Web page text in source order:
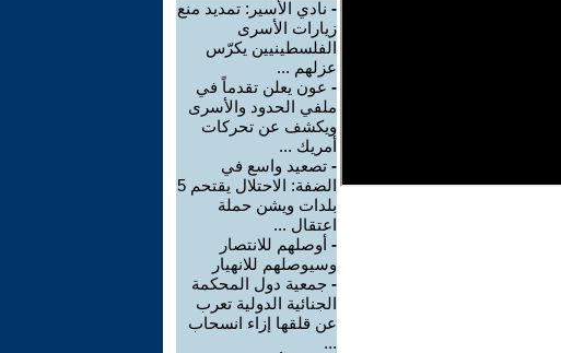
- نادي الأسير: تمديد منع
زيارات الأسرى
الفلسطينيين يكرّس
عزلهم ...
- عون يعلن تقدماً في
ملفي الحدود والأسرى
ويكشف عن تحركات
أمريك ...
- تصعيد واسع في
الضفة: الاحتلال يقتحم 5
بلدات ويشن حملة
اعتقال ...
- أوصلهم للانتصار
وسيوصلهم للانهيار
- جمعية دول المحكمة
الجنائية الدولية تعرب
عن قلقها إزاء انسحاب
...